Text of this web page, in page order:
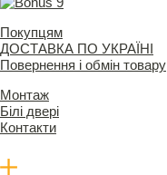
Покупцям
ДОСТАВКА ПО УКРАЇНІ
Повернення і обмін товару
Монтаж
Білі двері
Контакти